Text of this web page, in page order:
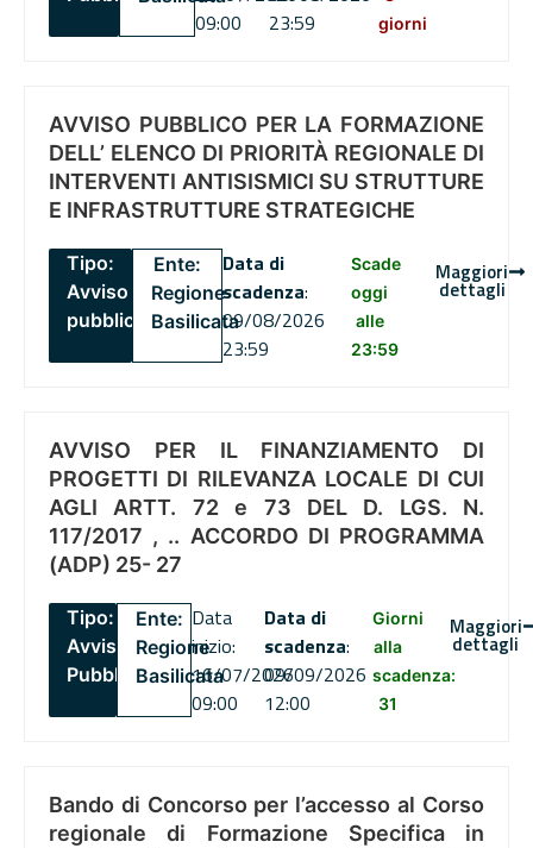
09:00
23:59
giorni
AVVISO PUBBLICO PER LA FORMAZIONE
DELL’ ELENCO DI PRIORITÀ REGIONALE DI
INTERVENTI ANTISISMICI SU STRUTTURE
E INFRASTRUTTURE STRATEGICHE
Tipo:
Avviso
pubblico
Ente:
Regione
Basilicata
Data di
scadenza:
09/08/2026
23:59
Scade
oggi
alle
23:59
Maggiori
dettagli
AVVISO PER IL FINANZIAMENTO DI
PROGETTI DI RILEVANZA LOCALE DI CUI
AGLI ARTT. 72 e 73 DEL D. LGS. N.
117/2017 , .. ACCORDO DI PROGRAMMA
(ADP) 25- 27
Tipo:
Avviso
Pubblico
Ente:
Regione
Basilicata
Data
inizio:
16/07/2026
09:00
Data di
scadenza:
09/09/2026
12:00
Giorni
alla
scadenza:
31
Maggiori
dettagli
Bando di Concorso per l’accesso al Corso
regionale di Formazione Specifica in